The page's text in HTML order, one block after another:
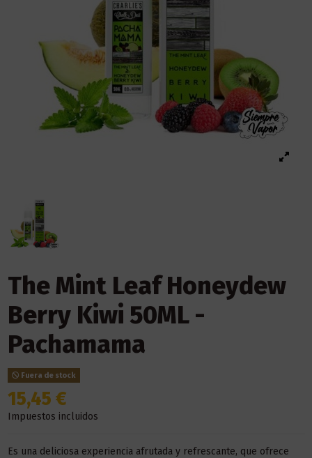
The Mint Leaf Honeydew
Berry Kiwi 50ML -
Pachamama
Fuera de stock
15,45 €
Impuestos incluidos
Es una deliciosa experiencia afrutada y refrescante, que ofrece